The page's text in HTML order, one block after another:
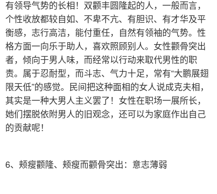
有领导气势的长相！双颧丰圆隆起的人，一般而言，
个性收放都较自如、不卑不亢、有胆识、有才华及平
衡感，志行高洁，能付重任，自然有领袖的气势。性
格方面一向乐于助人，喜欢照顾别人。女性颧骨突出
者，倾向于男人味，而经常以行动来取代男性的职
责。属于忍耐型，而斗志、气力十足，常有“大鹏展翅
限天低”的感觉。民间把这种面相的女人说成克夫相，
其实是一种大男人主义罢了！女性在职场一展所长，
她们摆脱依附男人的旧观念，还可以为家庭作出自己
的贡献呢！
6、颊瘦颧隆、颊瘦而颧骨突出：意志薄弱